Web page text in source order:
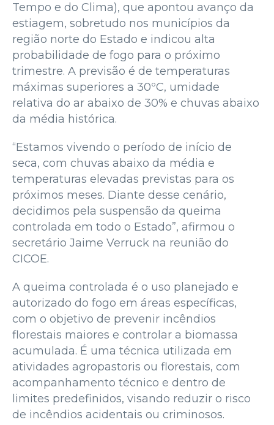
Tempo e do Clima), que apontou avanço da
estiagem, sobretudo nos municípios da
região norte do Estado e indicou alta
probabilidade de fogo para o próximo
trimestre. A previsão é de temperaturas
máximas superiores a 30ºC, umidade
relativa do ar abaixo de 30% e chuvas abaixo
da média histórica.
“Estamos vivendo o período de início de
seca, com chuvas abaixo da média e
temperaturas elevadas previstas para os
próximos meses. Diante desse cenário,
decidimos pela suspensão da queima
controlada em todo o Estado”, afirmou o
secretário Jaime Verruck na reunião do
CICOE.
A queima controlada é o uso planejado e
autorizado do fogo em áreas específicas,
com o objetivo de prevenir incêndios
florestais maiores e controlar a biomassa
acumulada. É uma técnica utilizada em
atividades agropastoris ou florestais, com
acompanhamento técnico e dentro de
limites predefinidos, visando reduzir o risco
de incêndios acidentais ou criminosos.